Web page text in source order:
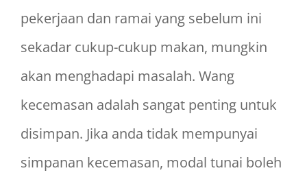
pekerjaan dan ramai yang sebelum ini
sekadar cukup-cukup makan, mungkin
akan menghadapi masalah. Wang
kecemasan adalah sangat penting untuk
disimpan. Jika anda tidak mempunyai
simpanan kecemasan, modal tunai boleh